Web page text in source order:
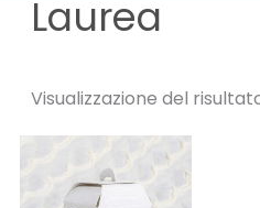
Laurea
Visualizzazione del